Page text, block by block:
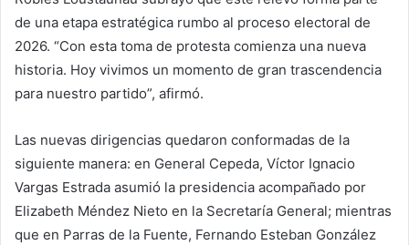
de una etapa estratégica rumbo al proceso electoral de
2026. “Con esta toma de protesta comienza una nueva
historia. Hoy vivimos un momento de gran trascendencia
para nuestro partido”, afirmó.
Las nuevas dirigencias quedaron conformadas de la
siguiente manera: en General Cepeda, Víctor Ignacio
Vargas Estrada asumió la presidencia acompañado por
Elizabeth Méndez Nieto en la Secretaría General; mientras
que en Parras de la Fuente, Fernando Esteban González